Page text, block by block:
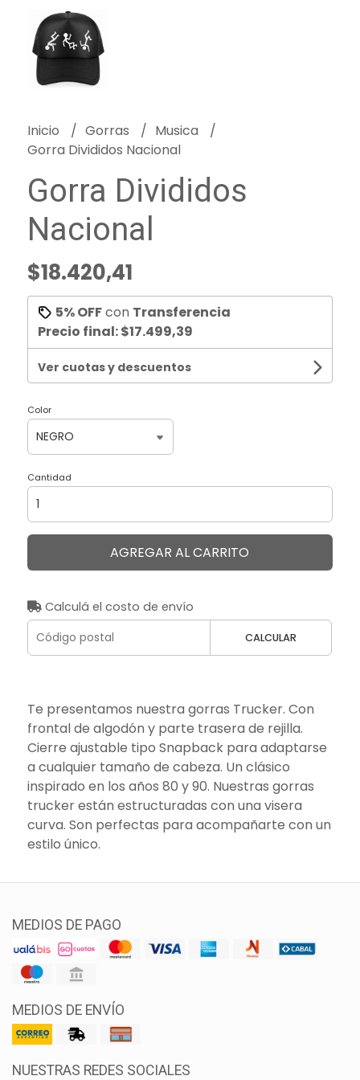
Inicio Gorras
Musica
Gorra Divididos Nacional
Gorra Divididos
Nacional
$18.420,41
5% OFFcon Transferencia
Precio final:$17.499,39
Ver cuotas y descuentos
Color
Cantidad
AGREGAR AL CARRITO
Calculá el costo de envío
CALCULAR
Te presentamos nuestra gorras Trucker. Con
frontal de algodón y parte trasera de rejilla.
Cierre ajustable tipo Snapback para adaptarse
a cualquier tamaño de cabeza. Un clásico
inspirado en los años 80 y 90. Nuestras gorras
trucker están estructuradas con una visera
curva. Son perfectas para acompañarte con un
estilo único.
MEDIOS DE PAGO
MEDIOS DE ENVÍO
NUESTRAS REDES SOCIALES